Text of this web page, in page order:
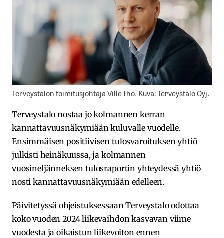
Terveystalon toimitusjohtaja Ville Iho. Kuva: Terveystalo Oyj.
Terveystalo nostaa jo kolmannen kerran
kannattavuusnäkymiään kuluvalle vuodelle.
Ensimmäisen positiivisen tulosvaroituksen yhtiö
julkisti heinäkuussa, ja kolmannen
vuosineljänneksen tulosraportin yhteydessä yhtiö
nosti kannattavuusnäkymiään edelleen.
Päivitetyssä ohjeistuksessaan Terveystalo odottaa
koko vuoden 2024 liikevaihdon kasvavan viime
vuodesta ja oikaistun liikevoiton ennen